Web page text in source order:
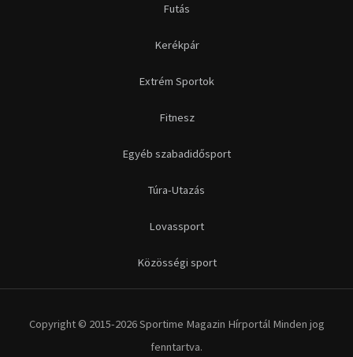
Futás
Kerékpár
Extrém Sportok
Fitnesz
Egyéb szabadidősport
Túra-Utazás
Lovassport
Közösségi sport
Copyright © 2015-2026 Sportime Magazin Hírportál Minden jog
fenntartva.